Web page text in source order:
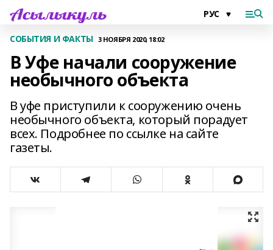
СОБЫТИЯ И ФАКТЫ 3 НОЯБРЯ 2020, 18:02
В Уфе начали сооружение
необычного объекта
В уфе приступили к сооружению очень
необычного объекта, который порадует
всех. Подробнее по ссылке на сайте
газеты.